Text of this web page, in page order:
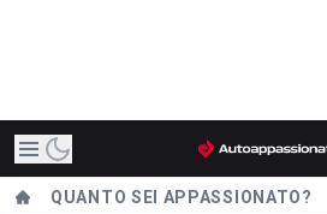
QUANTO SEI APPASSIONATO?